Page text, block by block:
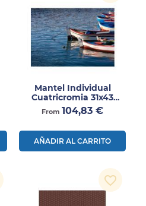
Mantel Individual
Cuatricromia 31x43
2000uds
From Precio
104,83 €
AÑADIR AL CARRITO
favorite_border